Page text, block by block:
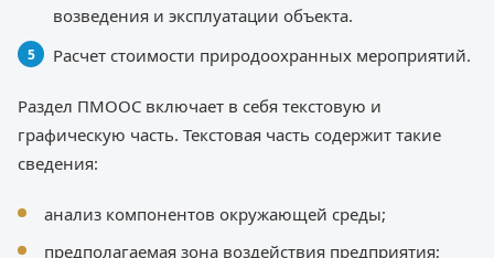
возведения и эксплуатации объекта.
Расчет стоимости природоохранных мероприятий.
Раздел ПМООС включает в себя текстовую и
графическую часть. Текстовая часть содержит такие
сведения:
анализ компонентов окружающей среды;
предполагаемая зона воздействия предприятия;